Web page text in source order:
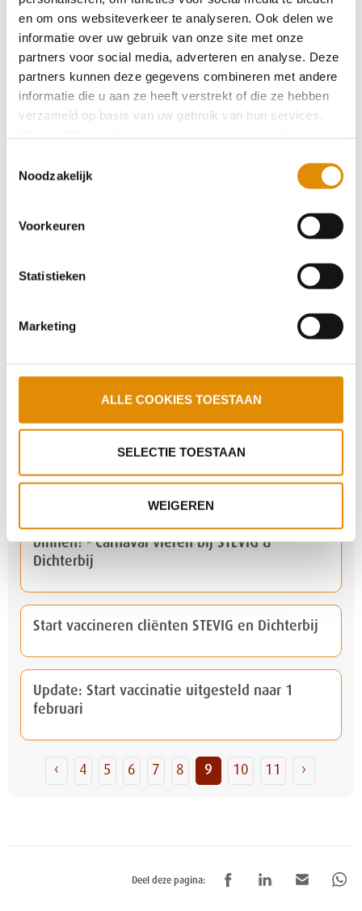
en om ons websiteverkeer te analyseren. Ook delen we
informatie over uw gebruik van onze site met onze
partners voor social media, adverteren en analyse. Deze
partners kunnen deze gegevens combineren met andere
informatie die u aan ze heeft verstrekt of die ze hebben
verzameld op basis van uw gebruik van hun services.
Op onze privacypagina kunt u meer lezen over onze
cookies en via de cookie-instellingen button linksonder op
onze website kan je je toestemming op elk moment
wijzigen.
Noodzakelijk
Voorkeuren
Statistieken
Marketing
ALLE COOKIES TOESTAAN
SELECTIE TOESTAAN
WEIGEREN
Stevige praat: Vanuit je comfortzone naar
professionele en persoonlijke ontwikkeling
C.O.T. voorkomt crisisplaatsingen
Stevige praat: En dan komt de coronacrisis er
Stevige praat: Lekker slapen - Blog van Harm
samenwerking STEVIG en de Rooyse Wissel
Het feest kan beginnen, want wij zitten
binnen! - Carnaval vieren bij STEVIG &
Dichterbij
Start vaccineren cliënten STEVIG en Dichterbij
Update: Start vaccinatie uitgesteld naar 1
februari
‹ 4 5 6 7 8 9 10 11 ›
Deel deze pagina: